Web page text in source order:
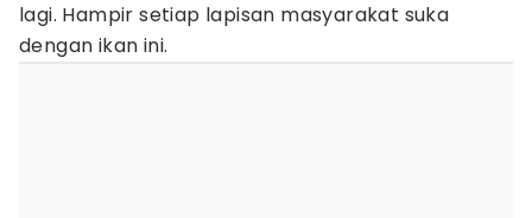
lagi. Hampir setiap lapisan masyarakat suka
dengan ikan ini.